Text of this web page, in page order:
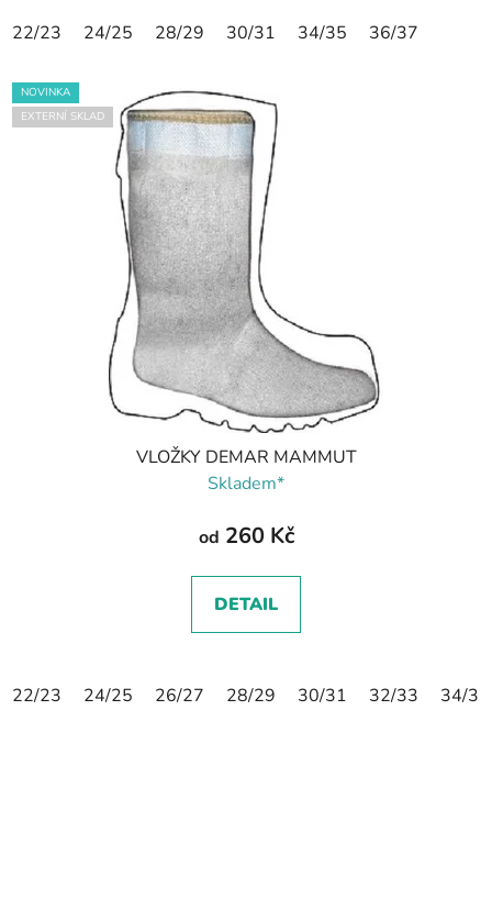
22/23 24/25 28/29 30/31 34/35 36/37
NOVINKA
EXTERNÍ SKLAD
VLOŽKY DEMAR MAMMUT
Skladem*
od 260 Kč
DETAIL
22/23 24/25 26/27 28/29 30/31 32/33 34/35